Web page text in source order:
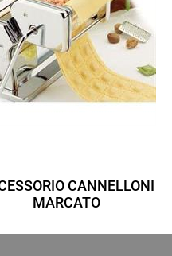
CANNELLONI
MARCATO